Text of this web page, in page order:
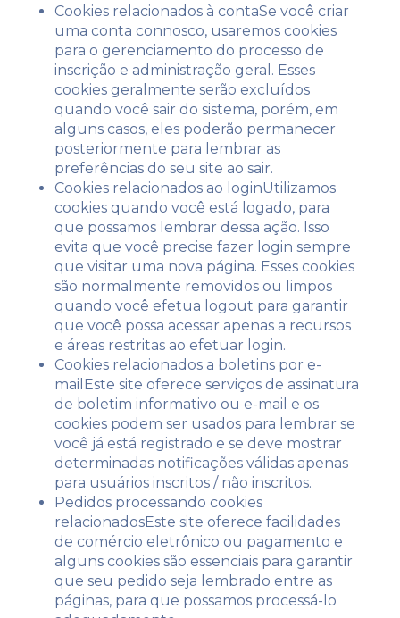
Cookies relacionados à contaSe você criar
uma conta connosco, usaremos cookies
para o gerenciamento do processo de
inscrição e administração geral. Esses
cookies geralmente serão excluídos
quando você sair do sistema, porém, em
alguns casos, eles poderão permanecer
posteriormente para lembrar as
preferências do seu site ao sair.
Cookies relacionados ao loginUtilizamos
cookies quando você está logado, para
que possamos lembrar dessa ação. Isso
evita que você precise fazer login sempre
que visitar uma nova página. Esses cookies
são normalmente removidos ou limpos
quando você efetua logout para garantir
que você possa acessar apenas a recursos
e áreas restritas ao efetuar login.
Cookies relacionados a boletins por e-
mailEste site oferece serviços de assinatura
de boletim informativo ou e-mail e os
cookies podem ser usados ​​para lembrar se
você já está registrado e se deve mostrar
determinadas notificações válidas apenas
para usuários inscritos / não inscritos.
Pedidos processando cookies
relacionadosEste site oferece facilidades
de comércio eletrônico ou pagamento e
alguns cookies são essenciais para garantir
que seu pedido seja lembrado entre as
páginas, para que possamos processá-lo